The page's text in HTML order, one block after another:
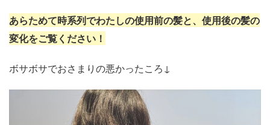
あらためて時系列でわたしの使用前の髪と、使用後の髪の
変化をご覧ください！
ボサボサでおさまりの悪かったころ↓